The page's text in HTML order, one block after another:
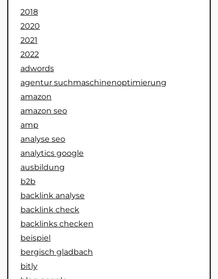
2018
2020
2021
2022
adwords
agentur suchmaschinenoptimierung
amazon
amazon seo
amp
analyse seo
analytics google
ausbildung
b2b
backlink analyse
backlink check
backlinks checken
beispiel
bergisch gladbach
bitly